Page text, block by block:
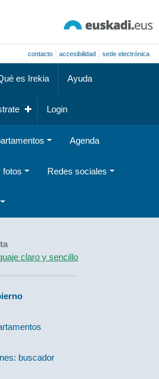
contacto accesibilidad sede electrónica
es Irekia Ayuda
Login
Agenda
fotos Redes sociales
claro y sencillo
buscador